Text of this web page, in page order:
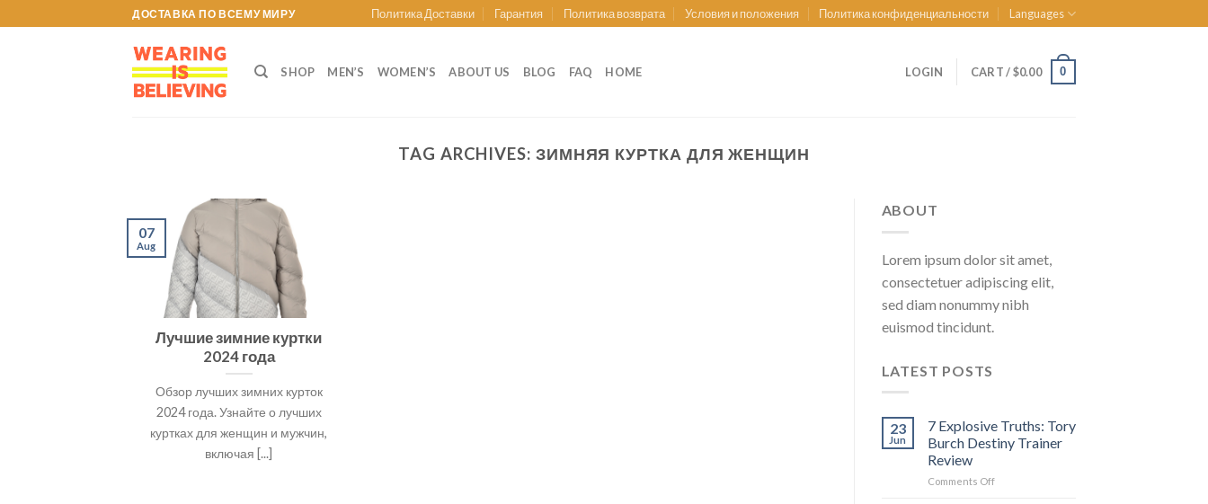
to
ДОСТАВКА ПО ВСЕМУ МИРУ Политика Доставки Гарантия Политика возврата Условия и положения Политика конфиденциальности Languages
SHOP MEN’S WOMEN’S ABOUT US BLOG FAQ HOME LOGIN CART /$0.00 0
TAG ARCHIVES: ЗИМНЯЯ КУРТКА ДЛЯ ЖЕНЩИН
Лучшие зимние куртки
2024 года
Обзор лучших зимних курток
2024 года. Узнайте о лучших
куртках для женщин и мужчин,
включая [...]
07
Aug
ABOUT
Lorem ipsum dolor sit amet,
consectetuer adipiscing elit,
sed diam nonummy nibh
euismod tincidunt.
LATEST POSTS
23
Jun
7 Explosive Truths: Tory
Burch Destiny Trainer
Review
Comments Offon